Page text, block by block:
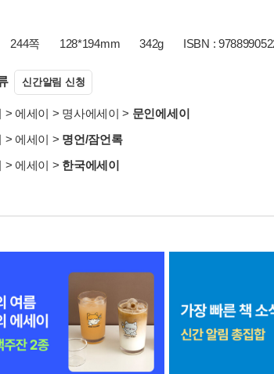
244쪽 128*194mm 342g ISBN :
신간알림 신청
> 에세이 > 명사에세이 > 문인에세이
> 에세이 > 명언/잠언록
> 에세이 > 한국에세이